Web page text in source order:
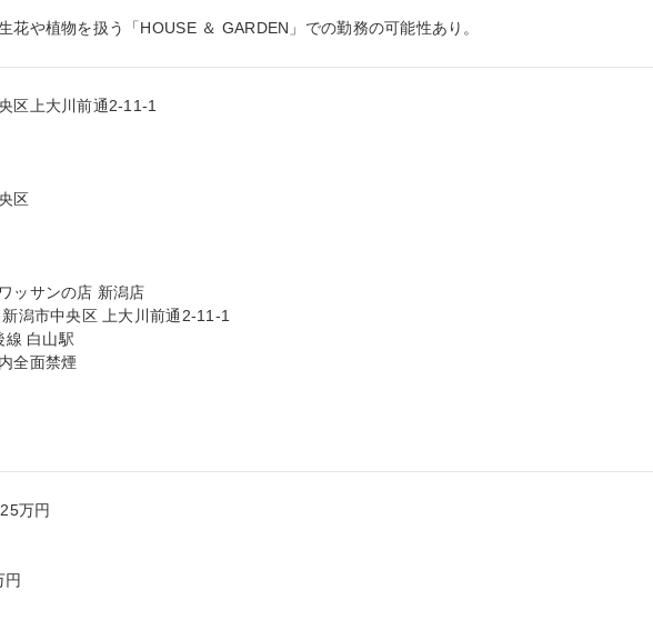
花や植物を扱う「HOUSE ＆ GARDEN」での勤務の可能性あり。
区上大川前通2-11-1
区
ッサンの店 新潟店
潟市中央区 上大川前通2-11-1
線 白山駅
全面禁煙
万円
円